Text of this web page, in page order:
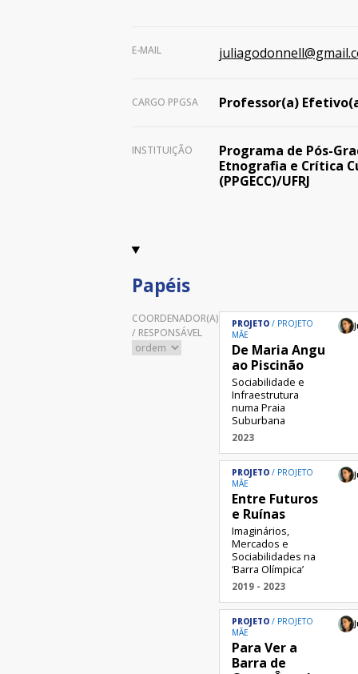
E-MAIL
CARGO PPGSA Professor(a)
INSTITUIÇÃO
Programa de Pós-
Etnografia e Crítica
(PPGECC)/UFRJ
Papéis
COORDENADOR(A)
/ RESPONSÁVEL
PROJETO
PROJETO
MÃE
De Maria Angu
ao Piscinão
Sociabilidade e
Infraestrutura
numa Praia
Suburbana
2023
PROJETO
PROJETO
MÃE
Entre Futuros
e Ruínas
Imaginários,
Mercados e
Sociabilidades na
‘Barra Olímpica’
2019 - 2023
PROJETO
PROJETO
MÃE
Para Ver a
Barra de